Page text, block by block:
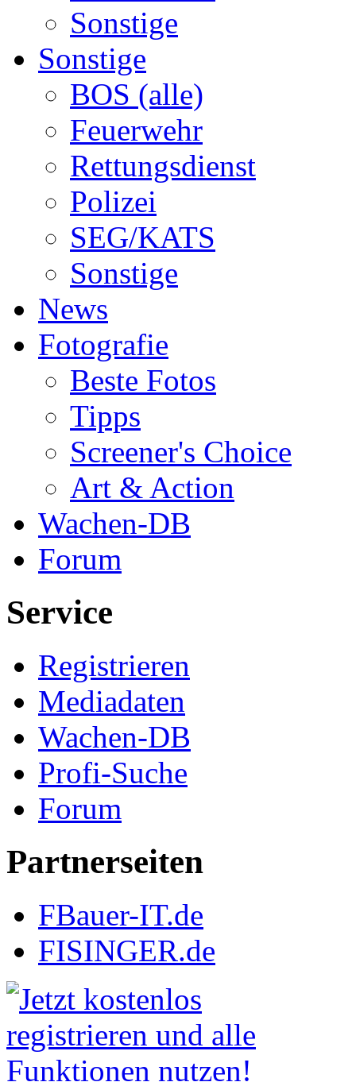
Sonstige
Sonstige
BOS (alle)
Feuerwehr
Rettungsdienst
Polizei
SEG/KATS
Sonstige
News
Fotografie
Beste Fotos
Tipps
Screener's Choice
Art & Action
Wachen-DB
Forum
Service
Registrieren
Mediadaten
Wachen-DB
Profi-Suche
Forum
Partnerseiten
FBauer-IT.de
FISINGER.de